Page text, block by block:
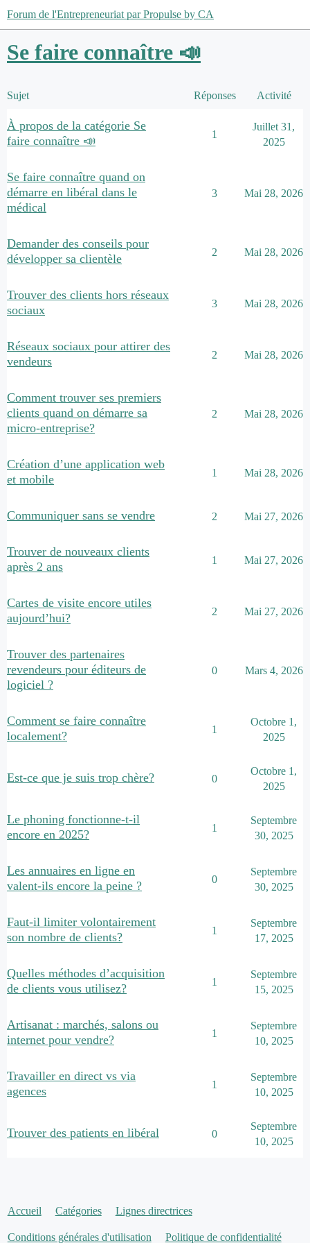
Forum de l'Entrepreneuriat par Propulse by CA
Se faire connaître 📣
Sujet Réponses Activité
À propos de la catégorie Se
faire connaître 📣
1
Juillet 31,
2025
Se faire connaître quand on
démarre en libéral dans le
médical
3 Mai 28, 2026
Demander des conseils pour
développer sa clientèle
2 Mai 28, 2026
Trouver des clients hors réseaux
sociaux
3 Mai 28, 2026
Réseaux sociaux pour attirer des
vendeurs
2 Mai 28, 2026
Comment trouver ses premiers
clients quand on démarre sa
micro-entreprise?
2 Mai 28, 2026
Création d’une application web
et mobile
1 Mai 28, 2026
Communiquer sans se vendre 2 Mai 27, 2026
Trouver de nouveaux clients
après 2 ans
1 Mai 27, 2026
Cartes de visite encore utiles
aujourd’hui?
2 Mai 27, 2026
Trouver des partenaires
revendeurs pour éditeurs de
logiciel ?
0 Mars 4, 2026
Comment se faire connaître
localement?
1
Octobre 1,
2025
Est-ce que je suis trop chère? 0
Octobre 1,
2025
Le phoning fonctionne-t-il
encore en 2025?
1
Septembre
30, 2025
Les annuaires en ligne en
valent-ils encore la peine ?
0
Septembre
30, 2025
Faut-il limiter volontairement
son nombre de clients?
1
Septembre
17, 2025
Quelles méthodes d’acquisition
de clients vous utilisez?
1
Septembre
15, 2025
Artisanat : marchés, salons ou
internet pour vendre?
1
Septembre
10, 2025
Travailler en direct vs via
agences
1
Septembre
10, 2025
Trouver des patients en libéral 0
Septembre
10, 2025
Accueil Catégories Lignes directrices
Conditions générales d'utilisation Politique de confidentialité